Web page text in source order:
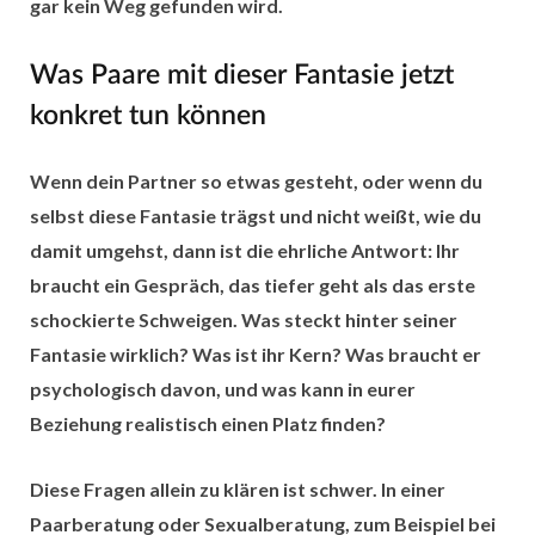
gar kein Weg gefunden wird.
Was Paare mit dieser Fantasie jetzt
konkret tun können
Wenn dein Partner so etwas gesteht, oder wenn du
selbst diese Fantasie trägst und nicht weißt, wie du
damit umgehst, dann ist die ehrliche Antwort: Ihr
braucht ein Gespräch, das tiefer geht als das erste
schockierte Schweigen. Was steckt hinter seiner
Fantasie wirklich? Was ist ihr Kern? Was braucht er
psychologisch davon, und was kann in eurer
Beziehung realistisch einen Platz finden?
Diese Fragen allein zu klären ist schwer. In einer
Paarberatung oder Sexualberatung, zum Beispiel bei